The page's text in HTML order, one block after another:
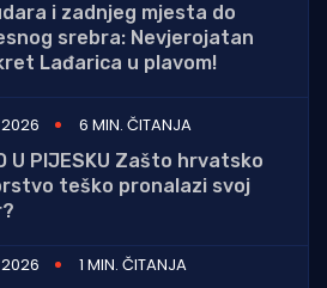
i zadnjeg mjesta do
srebra: Nevjerojatan
Lađarica u plavom!
6 MIN. ČITANJA
U PIJESKU Zašto hrvatsko
teško pronalazi svoj
1 MIN. ČITANJA